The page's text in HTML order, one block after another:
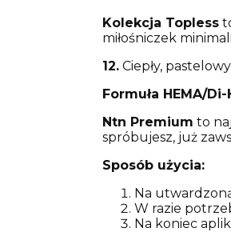
Kolekcja Topless
miłośniczek
12. Ciepły,
Formuła HEMA/Di-
Ntn Premium to
spróbujesz, już
Sposób użycia:
Na
W razie
Na koniec